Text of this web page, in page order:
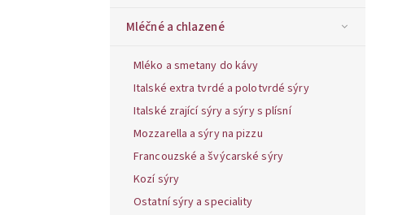
Mléčné a chlazené
Mléko a smetany do kávy
Italské extra tvrdé a polotvrdé sýry
Italské zrající sýry a sýry s plísní
Mozzarella a sýry na pizzu
Francouzské a švýcarské sýry
Kozí sýry
Ostatní sýry a speciality